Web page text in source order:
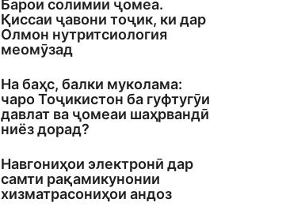
Барои солимии ҷомеа.
Қиссаи ҷавони тоҷик, ки дар
Олмон нутритсиология
меомӯзад
На баҳс, балки муколама:
чаро Тоҷикистон ба гуфтугӯи
давлат ва ҷомеаи шаҳрвандӣ
ниёз дорад?
Навгониҳои электронӣ дар
самти рақамикунонии
хизматрасониҳои андоз